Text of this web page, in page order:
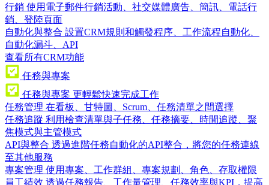
行銷 使用電子郵件行銷活動、社交媒體廣告、簡訊、電話行
銷、登陸頁面
自動化與整合 設置CRM規則和觸發程序、工作流程自動化、
自動化漏斗、API
查看所有CRM功能
任務與專案
任務與專案 更輕鬆快速完成工作
任務管理 在看板、甘特圖、Scrum、任務清單之間選擇
任務追蹤 利用檢查清單與子任務、任務摘要、時間追蹤、聚
焦模式與主管模式
API與整合 透過進階任務自動化的API整合，將您的任務連線
至其他服務
專案管理 使用專案、工作群組、專案規劃、角色、存取權限
員工績效 透過任務報告、工作量管理、任務效率與KPI，提高